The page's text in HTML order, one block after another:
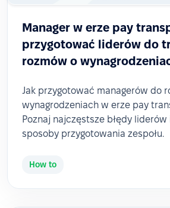
Manager w erze pay
przygotować liderów do
rozmów o
Jak przygotować managerów do
wynagrodzeniach w erze pay
Poznaj najczęstsze błędy
sposoby przygotowania zespołu.
How to